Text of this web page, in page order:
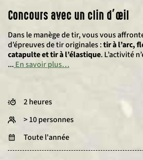
Concours avec un clin d’œil
Dans le manège de tir, vous vous
d’épreuves de tir originales :tir à l’arc,
catapulte et tir à l’élastique. L’activité
... En savoir plus…
2 heures
> 10 personnes
Toute l'année